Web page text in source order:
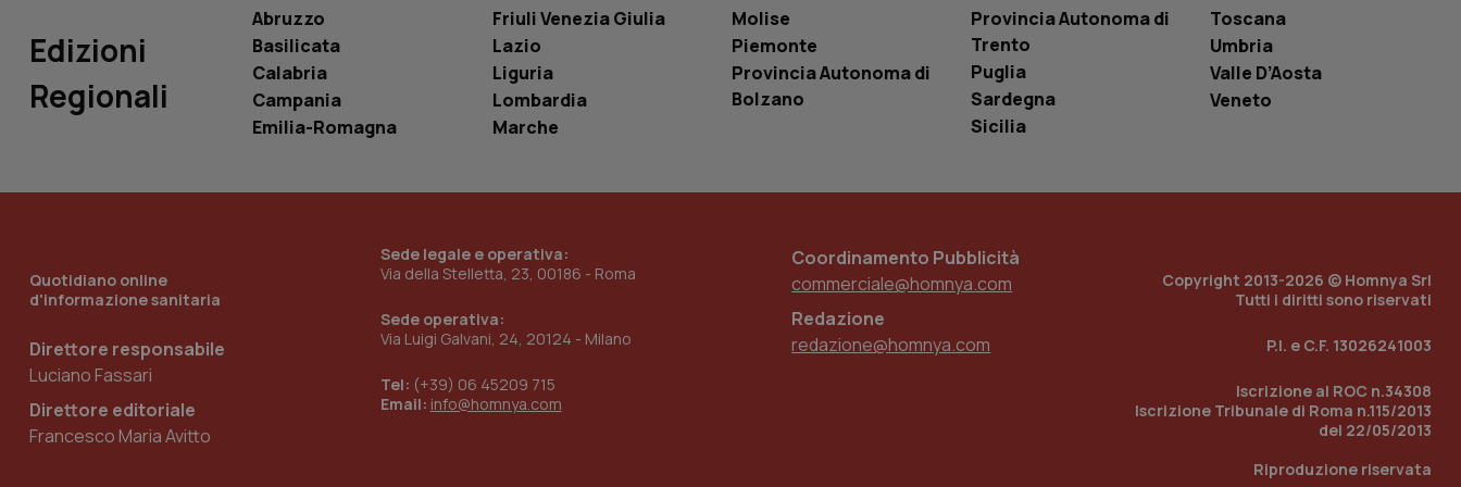
Edizioni
Regionali
Abruzzo
Basilicata
Calabria
Campania
Emilia-Romagna
Friuli Venezia Giulia
Lazio
Liguria
Lombardia
Marche
Molise
Piemonte
Provincia Autonoma di
Bolzano
Provincia Autonoma di
Trento
Puglia
Sardegna
Sicilia
Toscana
Umbria
Valle D’Aosta
Veneto
Quotidiano online
d'informazione sanitaria
Direttore responsabile
Luciano Fassari
Direttore editoriale
Francesco Maria Avitto
Sede legale e operativa:
Via della Stelletta, 23, 00186 - Roma
Sede operativa:
Via Luigi Galvani, 24, 20124 - Milano
Tel: (+39) 06 45209 715
Email: info@homnya.com
Coordinamento Pubblicità
commerciale@homnya.com
Redazione
redazione@homnya.com
Copyright 2013-2026 © Homnya Srl
Tutti i diritti sono riservati
P.I. e C.F. 13026241003
Iscrizione al ROC n.34308
Iscrizione Tribunale di Roma n.115/2013
del 22/05/2013
Riproduzione riservata
utente
www.quotidianosanita.it
Questo cookie è impostato dall'applicazione per abilitare il
sistema di tracking solo in caso di utenti loggato con identity
provider WelfareLink.